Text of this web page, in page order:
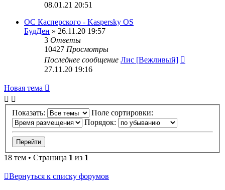
08.01.21 20:51
ОС Касперского - Kaspersky OS
БудДен » 26.11.20 19:57
3 Ответы
10427 Просмотры
Последнее сообщение Лис [Вежливый]
27.11.20 19:16
Новая тема
Показать:
Поле сортировки:
Порядок:
18 тем • Страница 1 из 1
Вернуться к списку форумов